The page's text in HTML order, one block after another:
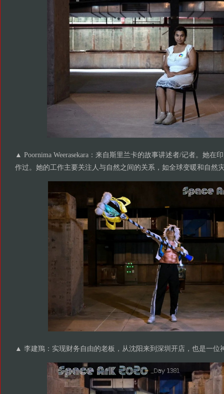
▲ Poornima Weerasekara：来自斯里兰卡的故事讲述者/记者。她在
作过。她的工作主要关注人与自然之间的关系，如全球变暖和自然
▲ 李建鴹：实现财务自由的老板，从沈阳来到深圳开店，也是一位